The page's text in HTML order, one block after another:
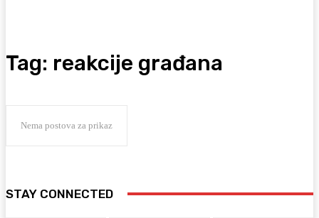
Tag: reakcije građana
Nema postova za prikaz
STAY CONNECTED